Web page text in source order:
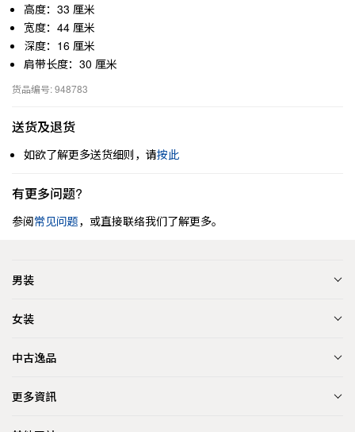
高度：33 厘米
宽度：44 厘米
深度：16 厘米
肩带长度：30 厘米
货品编号: 948783
送货及退货
如欲了解更多送货细则，请按此
有更多问题?
参阅常见问题，或直接联络我们了解更多。
男装
女装
中古逸品
更多資訊